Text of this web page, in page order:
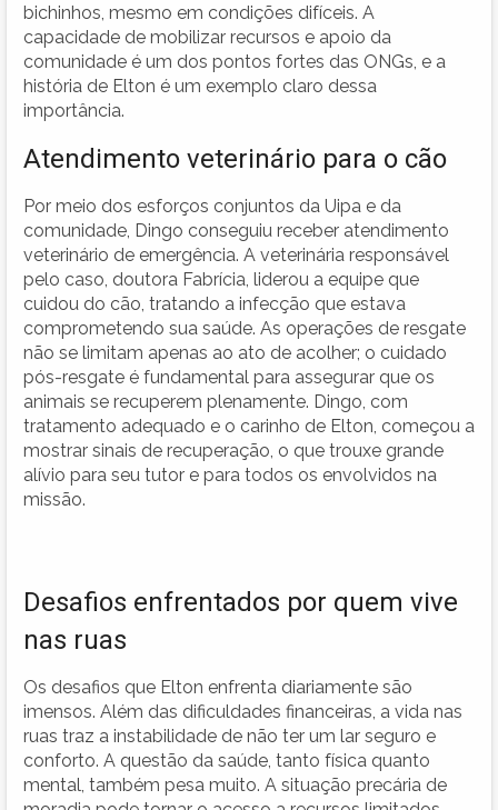
bichinhos, mesmo em condições difíceis. A
capacidade de mobilizar recursos e apoio da
comunidade é um dos pontos fortes das ONGs, e a
história de Elton é um exemplo claro dessa
importância.
Atendimento veterinário para o cão
Por meio dos esforços conjuntos da Uipa e da
comunidade, Dingo conseguiu receber atendimento
veterinário de emergência. A veterinária responsável
pelo caso, doutora Fabrícia, liderou a equipe que
cuidou do cão, tratando a infecção que estava
comprometendo sua saúde. As operações de resgate
não se limitam apenas ao ato de acolher; o cuidado
pós-resgate é fundamental para assegurar que os
animais se recuperem plenamente. Dingo, com
tratamento adequado e o carinho de Elton, começou a
mostrar sinais de recuperação, o que trouxe grande
alívio para seu tutor e para todos os envolvidos na
missão.
Desafios enfrentados por quem vive
nas ruas
Os desafios que Elton enfrenta diariamente são
imensos. Além das dificuldades financeiras, a vida nas
ruas traz a instabilidade de não ter um lar seguro e
conforto. A questão da saúde, tanto física quanto
mental, também pesa muito. A situação precária de